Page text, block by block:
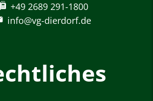
+49 2689 291-1800
info@vg-dierdorf.de